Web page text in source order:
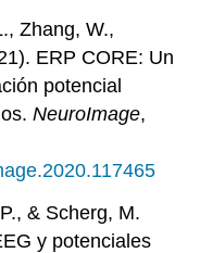
Zhang, W.,
ERP CORE: Un
potencial
NeuroImage,
& Scherg, M.
y potenciales